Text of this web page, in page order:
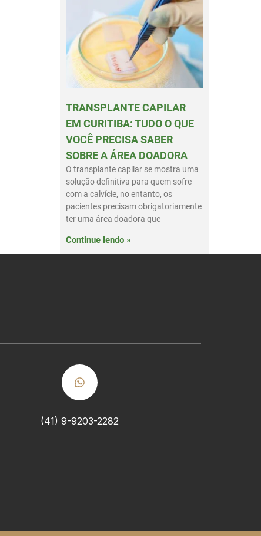
TRANSPLANTE CAPILAR
EM CURITIBA: TUDO O QUE
VOCÊ PRECISA SABER
SOBRE A ÁREA DOADORA
O transplante capilar se mostra uma
solução definitiva para quem sofre
com a calvície, no entanto, os
pacientes precisam obrigatoriamente
ter uma área doadora que
Continue lendo »
(41) 9-9203-2282